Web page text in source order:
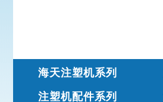
海天注塑机系列
注塑机配件系列